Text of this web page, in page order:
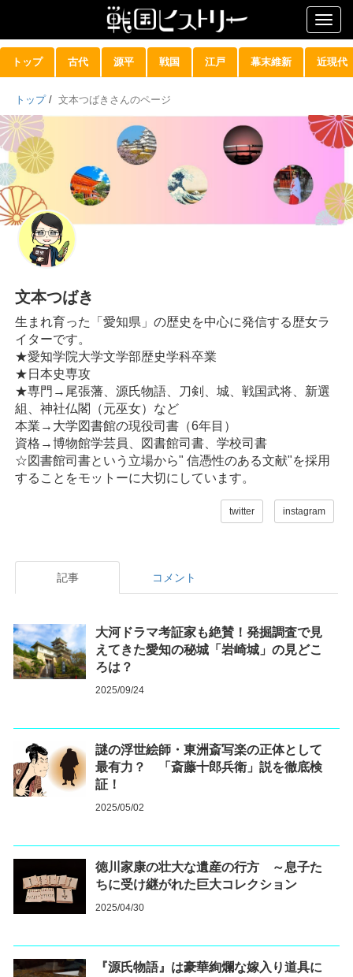
トップ 古代 源平 戦国 江戸 幕末維新 近現代
トップ / 文本つばきさんのページ
文本つばき
生まれ育った「愛知県」の歴史を中心に発信する歴女ラ
イターです。
★愛知学院大学文学部歴史学科卒業
★日本史専攻
★専門→尾張藩、源氏物語、刀剣、城、戦国武将、新選
組、神社仏閣（元巫女）など
本業→大学図書館の現役司書（6年目）
資格→博物館学芸員、図書館司書、学校司書
☆図書館司書という立場から" 信憑性のある文献"を採用
することをモットーに大切にしています。
twitter instagram
記事 コメント
大河ドラマ考証家も絶賛！発掘調査で見
えてきた愛知の秘城「岩崎城」の見どこ
ろは？
2025/09/24
謎の浮世絵師・東洲斎写楽の正体として
最有力？ 「斎藤十郎兵衛」説を徹底検
証！
2025/05/02
徳川家康の壮大な遺産の行方 ～息子た
ちに受け継がれた巨大コレクション
2025/04/30
『源氏物語』は豪華絢爛な嫁入り道具に